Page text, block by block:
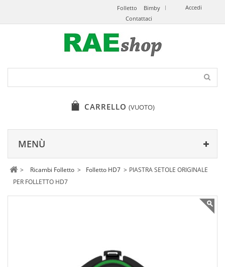
Accedi
Folletto
Bimby
Contattaci
CARRELLO (VUOTO)
MENÙ
> Ricambi Folletto > Folletto HD7 > PIASTRA SETOLE ORIGINALE
PER FOLLETTO HD7